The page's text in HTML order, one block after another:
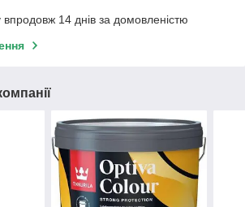
14 днів за домовленістю